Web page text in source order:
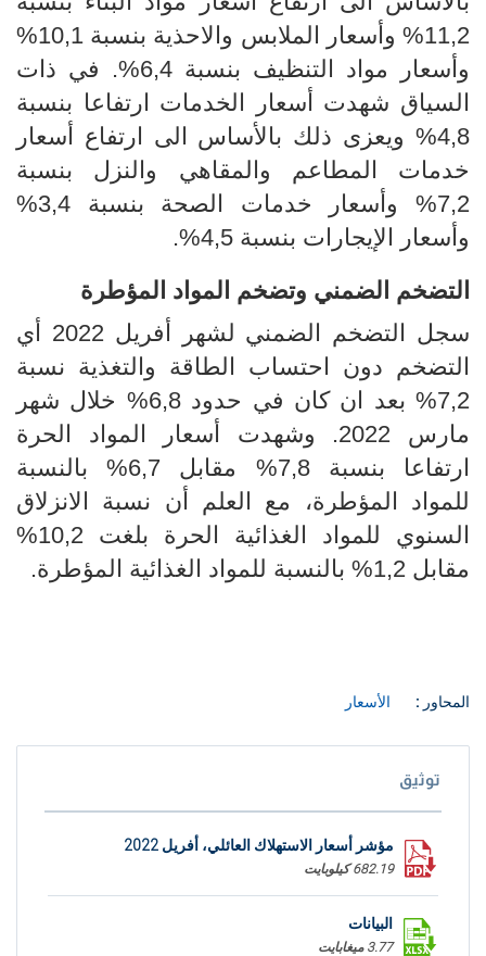
11,2% وأسعار الملابس والاحذية بنسبة 10,1%
وأسعار مواد التنظيف بنسبة 6,4%. في ذات
السياق شهدت أسعار الخدمات ارتفاعا بنسبة
4,8%
ويعزى ذلك بالأساس الى ارتفاع أسعار
خدمات المطاعم والمقاهي والنزل بنسبة
7,2% وأسعار خدمات الصحة بنسبة 3,4%
وأسعار الإيجارات بنسبة 4,5%.
التضخم الضمني وتضخم المواد المؤطرة
سجل
التضخم الضمني لشهر أفريل2022 أي
التضخم دون احتساب الطاقة والتغذية نسبة
7,2
% بعد ان كان في حدود6,8
% خلال شهر
مارس 2022
. وشهدت أسعار المواد الحرة
ارتفاعا بنسبة 7,8% مقابل 6,7% بالنسبة
للمواد المؤطرة، مع العلم أن نسبة الانزلاق
السنوي للمواد الغذائية الحرة بلغت 10,2%
مقابل 1,2% بالنسبة للمواد الغذائية المؤطرة.
المحاور : الأسعار
توثيق
مؤشر أسعار الاستهلاك العائلي، أفريل 2022
682.19 كيلوبايت
البيانات
3.77 ميغابايت